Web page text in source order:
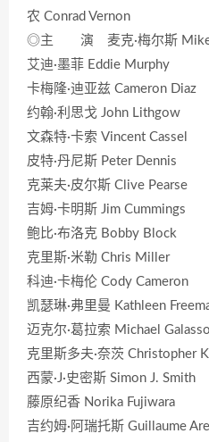
农 Conrad Vernon
◎主 演 麦克·梅尔斯 Mike
艾迪·墨菲 Eddie Murphy
卡梅隆·迪亚兹 Cameron Diaz
约翰·利思戈 John Lithgow
文森特·卡索 Vincent Cassel
皮特·丹尼斯 Peter Dennis
克莱夫·皮尔斯 Clive Pearse
吉姆·卡明斯 Jim Cummings
鲍比·布洛克 Bobby Block
克里斯·米勒 Chris Miller
科迪·卡梅伦 Cody Cameron
凯瑟琳·弗里曼 Kathleen
迈克尔·葛拉索 Michael Galasso
克里斯多夫·奈茨 Christopher
西蒙·J·史密斯 Simon J. Smith
藤原纪香 Norika Fujiwara
吉约姆·阿瑞托斯 Guillaume